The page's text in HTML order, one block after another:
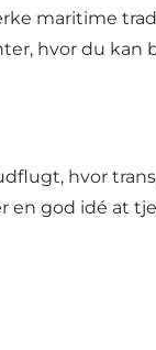
maritime
hvor du kan
hvor
en god idé at